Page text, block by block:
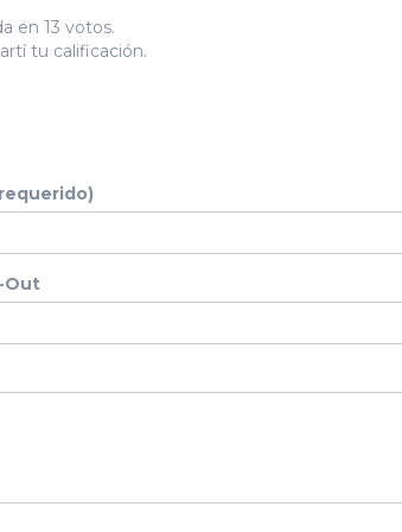
en 13 votos.
tu calificación.
Out